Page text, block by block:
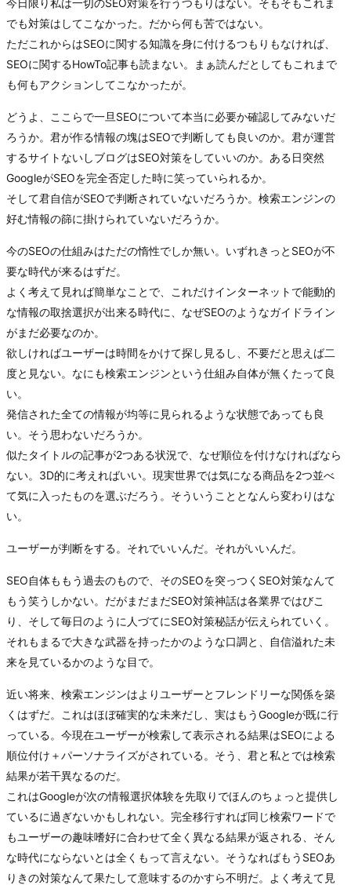
今日限り私は一切のSEO対策を行うつもりはない。そもそもこれま
でも対策はしてこなかった。だから何も苦ではない。
ただこれからはSEOに関する知識を身に付けるつもりもなければ、
SEOに関するHowTo記事も読まない。まぁ読んだとしてもこれまで
も何もアクションしてこなかったが。
どうよ、ここらで一旦SEOについて本当に必要か確認してみないだ
ろうか。君が作る情報の塊はSEOで判断しても良いのか。君が運営
するサイトないしブログはSEO対策をしていいのか。ある日突然
GoogleがSEOを完全否定した時に笑っていられるか。
そして君自信がSEOで判断されていないだろうか。検索エンジンの
好む情報の篩に掛けられていないだろうか。
今のSEOの仕組みはただの惰性でしか無い。いずれきっとSEOが不
要な時代が来るはずだ。
よく考えて見れば簡単なことで、これだけインターネットで能動的
な情報の取捨選択が出来る時代に、なぜSEOのようなガイドライン
がまだ必要なのか。
欲しければユーザーは時間をかけて探し見るし、不要だと思えば二
度と見ない。なにも検索エンジンという仕組み自体が無くたって良
い。
発信された全ての情報が均等に見られるような状態であっても良
い。そう思わないだろうか。
似たタイトルの記事が2つある状況で、なぜ順位を付けなければなら
ない。3D的に考えればいい。現実世界では気になる商品を2つ並べ
て気に入ったものを選ぶだろう。そういうこととなんら変わりはな
い。
ユーザーが判断をする。それでいいんだ。それがいいんだ。
SEO自体ももう過去のもので、そのSEOを突っつくSEO対策なんて
もう笑うしかない。だがまだまだSEO対策神話は各業界ではびこ
り、そして毎日のように人づてにSEO対策秘話が伝えられていく。
それもまるで大きな武器を持ったかのような口調と、自信溢れた未
来を見ているかのような目で。
近い将来、検索エンジンはよりユーザーとフレンドリーな関係を築
くはずだ。これはほぼ確実的な未来だし、実はもうGoogleが既に行
っている。今現在ユーザーが検索して表示される結果はSEOによる
順位付け＋パーソナライズがされている。そう、君と私とでは検索
結果が若干異なるのだ。
これはGoogleが次の情報選択体験を先取りでほんのちょっと提供し
ているに過ぎないかもしれない。完全移行すれば同じ検索ワードで
もユーザーの趣味嗜好に合わせて全く異なる結果が返される、そん
な時代にならないとは全くもって言えない。そうなればもうSEOあ
りきの対策なんて果たして意味するのかすら不明だ。よく考えて見